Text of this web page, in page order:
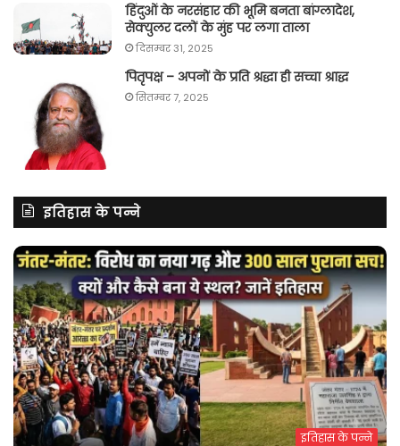
हिंदुओं के नरसंहार की भूमि बनता बांग्लादेश,
सेक्युलर दलों के मुंह पर लगा ताला
दिसम्बर 31, 2025
पितृपक्ष – अपनों के प्रति श्रद्धा ही सच्चा श्राद्ध
सितम्बर 7, 2025
इतिहास के पन्ने
इतिहास के पन्ने